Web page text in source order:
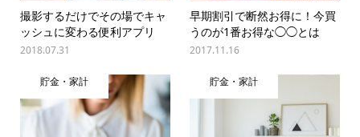
撮影するだけでその場でキャ
ッシュに変わる便利アプリ
2018.07.31
早期割引で断然お得に！今買
うのが1番お得な◯◯とは
2017.11.16
貯金・家計 貯金・家計